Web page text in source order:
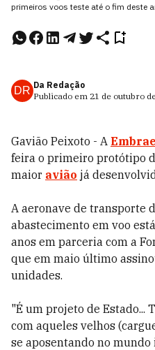
primeiros voos teste até o fim deste
DR Da Redação
Publicado em 21 de outubro
Gavião Peixoto - A
feira o primeiro protótipo
maior avião já
A aeronave de transporte
abastecimento em voo
anos em parceria com a
que em maio último
unidades.
"É um projeto de Estado...
com aqueles velhos
se aposentando no